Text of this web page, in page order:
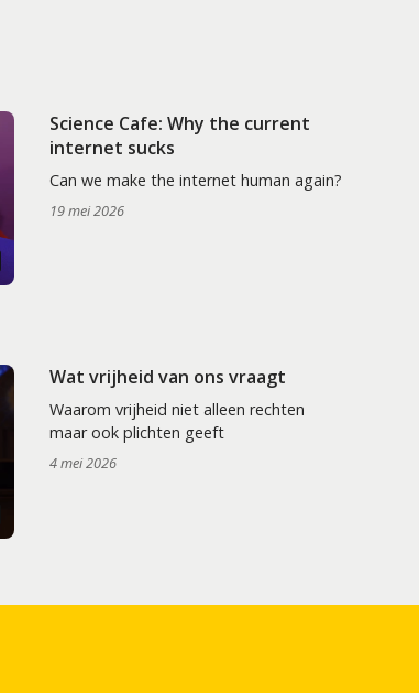
Science Cafe: Why the current
internet sucks
Can we make the internet human again?
19 mei 2026
Wat vrijheid van ons vraagt
Waarom vrijheid niet alleen rechten
maar ook plichten geeft
4 mei 2026